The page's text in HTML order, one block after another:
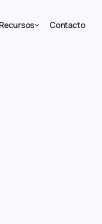
Recursos Contacto